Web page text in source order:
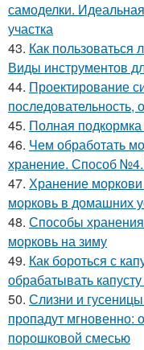
самоделки.
участка
43. Как пользоваться
Виды инструментов
44. Проектирование
45. Полная
46. Чем обработать
хранение. Способ
47. Хранение
морковь в домашних
48. Способы
морковь на зиму
49. Как бороться с
обрабатывать
50. Слизни и
пропадут мгновенно:
порошковой смесью